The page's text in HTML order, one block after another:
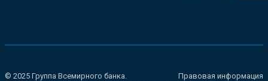
© 2025 Группа Всемирного банка.
Правовая информация